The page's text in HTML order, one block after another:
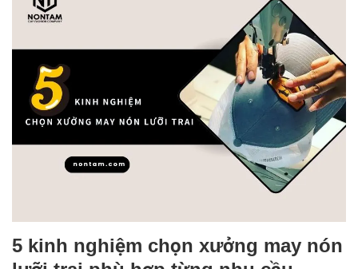
5 kinh nghiệm chọn xưởng may nón